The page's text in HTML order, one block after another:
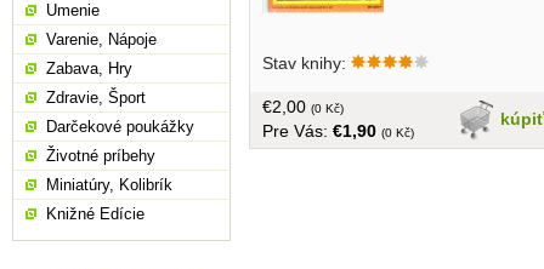
Stav knihy:
kúpiť
€2,00 (0 Kč)
Pre Vás: €1,90 (0 Kč)
Umenie
Varenie, Nápoje
Zabava, Hry
Zdravie, Šport
Darčekové poukážky
Životné príbehy
Miniatúry, Kolibrík
Knižné Edície